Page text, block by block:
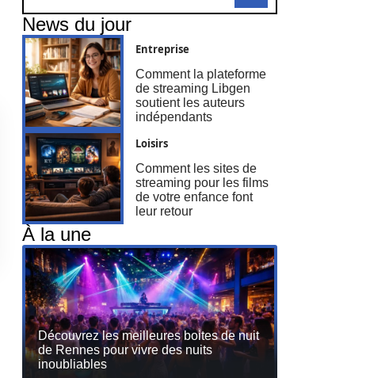
News du jour
Entreprise
Comment la plateforme
de streaming Libgen
soutient les auteurs
indépendants
Loisirs
Comment les sites de
streaming pour les films
de votre enfance font
leur retour
À la une
Découvrez les meilleures boites de nuit
de Rennes pour vivre des nuits
inoubliables